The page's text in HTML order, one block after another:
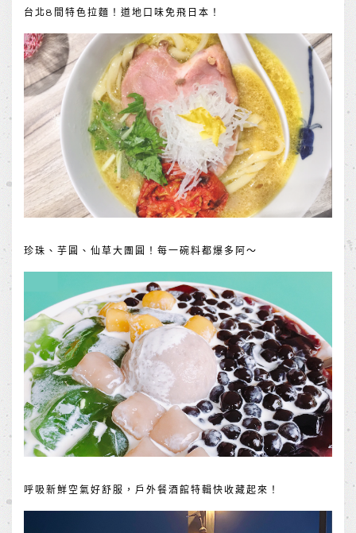
台北8間特色拉麵！道地口味免飛日本！
珍珠、芋圓、仙草大團圓！每一碗料都爆多阿～
呼吸新鮮空氣好舒服，戶外餐酒館特輯快收藏起來！